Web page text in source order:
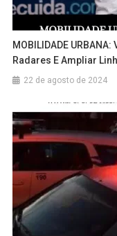
MOBILIDADE
Radares E Ampliar
22 de agosto de 2024